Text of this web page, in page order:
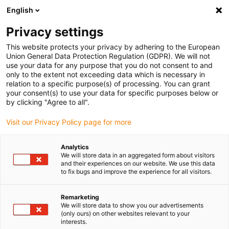
(0)
igus-icon-arrow-right
Domů igus-icon-arrow-right
Kabely pro energetické řetězy igus-icon-arrow-right
Konfekcionované kabely
igus-
Kabely pohonu podle standardů výrobců
igus-icon-arrow-right
suitable for Schunk
igus-icon-
readycable® ovládací kabel vhodný pro Schunk KV BG08-SG08 3P, prodlužovací
kabel, TPE 3xd
readycable® ovládací kabel
vhodný pro Schunk KV BG08-
SG08 3P, prodlužovací kabel,
TPE 3xd
English
Privacy settings
This website protects your privacy by adhering to the European
Union General Data Protection Regulation (GDPR). We will not
use your data for any purpose that you do not consent to and
only to the extent not exceeding data which is necessary in
relation to a specific purpose(s) of processing. You can grant
your consent(s) to use your data for specific purposes below or
by clicking "Agree to all".
Visit our Privacy Policy page for more
Analytics
We will store data in an aggregated form about visitors
and their experiences on our website. We use this data
to fix bugs and improve the experience for all visitors.
Remarketing
We will store data to show you our advertisements
(only ours) on other websites relevant to your
interests.